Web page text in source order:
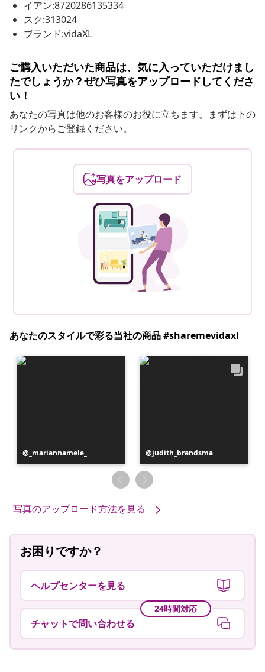
イアン:8720286135334
スク:313024
ブランド:vidaXL
ご購入いただいた商品は、気に入っていただけまし
たでしょうか？ぜひ写真をアップロードしてくださ
い！
あなたの写真は他のお客様のお役に立ちます。まずは下の
リンクからご登録ください。
写真をアップロード
あなたのスタイルで彩る当社の商品 #sharemevidaxl
投
稿
_mariannamele_
投
稿
者
judith_brandsma
写真のアップロード方法を見る
お困りですか？
ヘルプセンターを見る
24時間対応
チャットで問い合わせる